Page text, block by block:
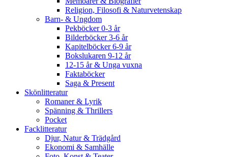
Religion, Filosofi & Naturvetenskap
Barn- & Ungdom
Pekböcker 0-3 år
Bilderböcker 3-6 år
Kapitelböcker 6-9 år
Bokslukaren 9-12 år
12-15 år & Unga vuxna
Faktaböcker
Saga & Present
Skönlitteratur
Romaner & Lyrik
Spänning & Thrillers
Pocket
Facklitteratur
Djur, Natur & Trädgård
Ekonomi & Samhälle